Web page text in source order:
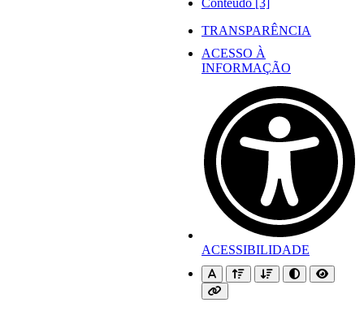
Conteúdo [3]
TRANSPARÊNCIA
ACESSO À
INFORMAÇÃO
ACESSIBILIDADE